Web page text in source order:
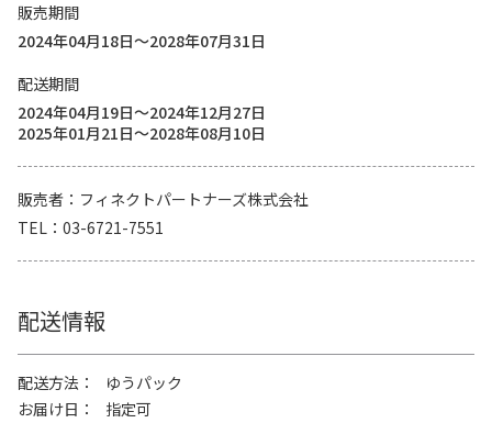
販売期間
2024年04月18日～2028年07月31日
配送期間
2024年04月19日～2024年12月27日
2025年01月21日～2028年08月10日
販売者
フィネクトパートナーズ株式会社
TEL
03-6721-7551
配送情報
配送方法
ゆうパック
お届け日
指定可